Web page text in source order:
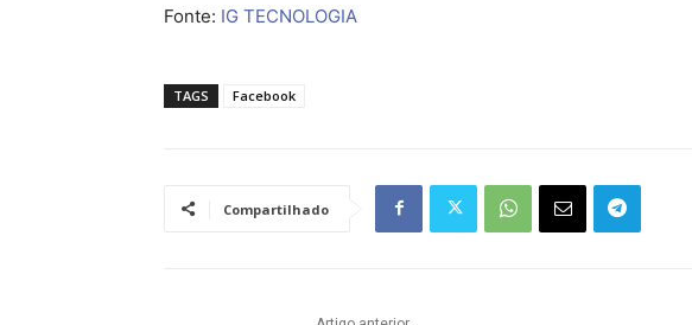
Fonte: IG TECNOLOGIA
TAGS Facebook
Compartilhado